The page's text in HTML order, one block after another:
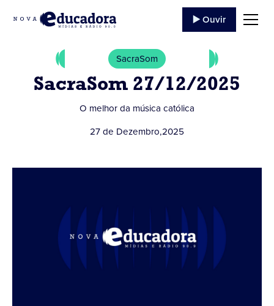
▶️ Ouvir
SacraSom
SacraSom 27/12/2025
O melhor da música católica
27 de Dezembro,2025